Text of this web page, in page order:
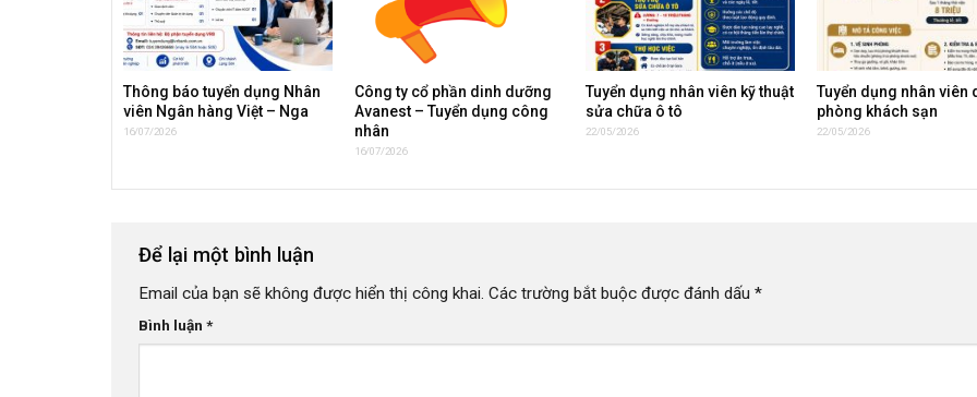
Thông báo tuyển dụng Nhân
viên Ngân hàng Việt – Nga
16/07/2026
Công ty cổ phần dinh dưỡng
Avanest – Tuyển dụng công
nhân
16/07/2026
Tuyển dụng nhân viên kỹ thuật
sửa chữa ô tô
22/05/2026
Tuyển dụng nhân viên
phòng khách sạn
22/05/2026
Để lại một bình luận
Email của bạn sẽ không được hiển thị công khai. Các trường bắt buộc được đánh dấu *
Bình luận *